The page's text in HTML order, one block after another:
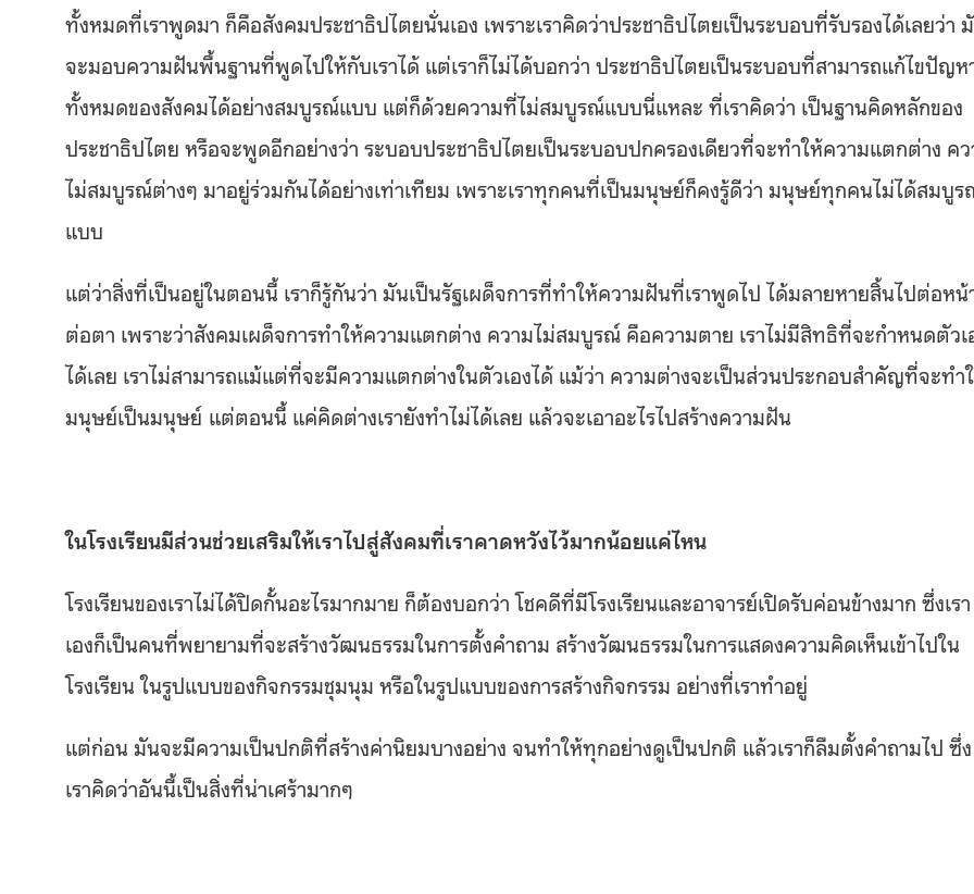
ทั้งหมดที่เราพูดมา ก็คือสังคมประชาธิปไตยนั่นเอง เพราะเราคิดว่าประชาธิปไตยเป็นระบอบที่รับรองได้เลยว่า
จะมอบความฝันพื้นฐานที่พูดไปให้กับเราได้ แต่เราก็ไม่ได้บอกว่า ประชาธิปไตยเป็นระบอบที่สามารถแก้ไขปัญห
ทั้งหมดของสังคมได้อย่างสมบูรณ์แบบ แต่ก็ด้วยความที่ไม่สมบูรณ์แบบนี่แหละ ที่เราคิดว่า เป็นฐานคิดหลักของ
ประชาธิปไตย หรือจะพูดอีกอย่างว่า ระบอบประชาธิปไตยเป็นระบอบปกครองเดียวที่จะทำให้ความแตกต่าง ค
ไม่สมบูรณ์ต่างๆ มาอยู่ร่วมกันได้อย่างเท่าเทียม เพราะเราทุกคนที่เป็นมนุษย์ก็คงรู้ดีว่า มนุษย์ทุกคนไม่ได้สมบู
แบบ
แต่ว่าสิ่งที่เป็นอยู่ในตอนนี้ เราก็รู้กันว่า มันเป็นรัฐเผด็จการที่ทำให้ความฝันที่เราพูดไป ได้มลายหายสิ้นไปต่อหน้
ต่อตา เพราะว่าสังคมเผด็จการทำให้ความแตกต่าง ความไม่สมบูรณ์ คือความตาย เราไม่มีสิทธิที่จะกำหนดตัวเ
ได้เลย เราไม่สามารถแม้แต่ที่จะมีความแตกต่างในตัวเองได้ แม้ว่า ความต่างจะเป็นส่วนประกอบสำคัญที่จะทำ
มนุษย์เป็นมนุษย์ แต่ตอนนี้ แค่คิดต่างเรายังทำไม่ได้เลย แล้วจะเอาอะไรไปสร้างความฝัน
ในโรงเรียนมีส่วนช่วยเสริมให้เราไปสู่สังคมที่เราคาดหวังไว้มากน้อยแค่ไหน
โรงเรียนของเราไม่ได้ปิดกั้นอะไรมากมาย ก็ต้องบอกว่า โชคดีที่มีโรงเรียนและอาจารย์เปิดรับค่อนข้างมาก ซึ่งเรา
เองก็เป็นคนที่พยายามที่จะสร้างวัฒนธรรมในการตั้งคำถาม สร้างวัฒนธรรมในการแสดงความคิดเห็นเข้าไปใน
โรงเรียน ในรูปแบบของกิจกรรมชุมนุม หรือในรูปแบบของการสร้างกิจกรรม อย่างที่เราทำอยู่
แต่ก่อน มันจะมีความเป็นปกติที่สร้างค่านิยมบางอย่าง จนทำให้ทุกอย่างดูเป็นปกติ แล้วเราก็ลืมตั้งคำถามไป ซึ่ง
เราคิดว่าอันนี้เป็นสิ่งที่น่าเศร้ามากๆ